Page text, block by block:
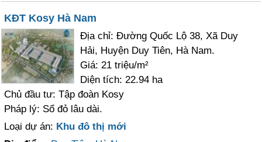
KĐT Kosy Hà Nam
Địa chỉ: Đường Quốc Lộ 38, Xã Duy
Hải, Huyện Duy Tiên, Hà Nam.
Giá: 21 triệu/m²
Diện tích: 22.94 ha
Chủ đầu tư: Tập đoàn Kosy
Pháp lý: Sổ đỏ lâu dài.
Loại dự án: Khu đô thị mới